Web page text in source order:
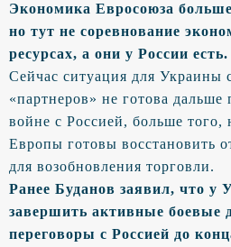
Экономика Евросоюза
но тут не соревнование
ресурсах, а они у России есть.
Сейчас ситуация для Украины
«партнеров» не готова
войне с Россией, больше того,
Европы готовы восстановить
для возобновления торговли.
Ранее Буданов заявил, что у
завершить активные боевые
переговоры с Россией до